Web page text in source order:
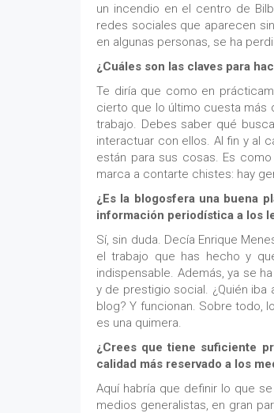
un incendio en el centro de
redes sociales que aparecen
en algunas personas, se ha
¿Cuáles son las claves para
Te diría que como en
cierto que lo último cuesta más
trabajo. Debes saber qué
interactuar con ellos. Al fin y al
están para sus cosas. Es
marca a contarte chistes: hay
¿Es la blogosfera una buena
información periodística a los
Sí, sin duda. Decía Enrique
el trabajo que has hecho y
indispensable. Además, ya se
y de prestigio social. ¿Quién iba
blog? Y funcionan. Sobre todo,
es una quimera.
¿Crees que tiene suficiente
calidad más reservado a los
Aquí habría que definir lo que
medios generalistas, en gran